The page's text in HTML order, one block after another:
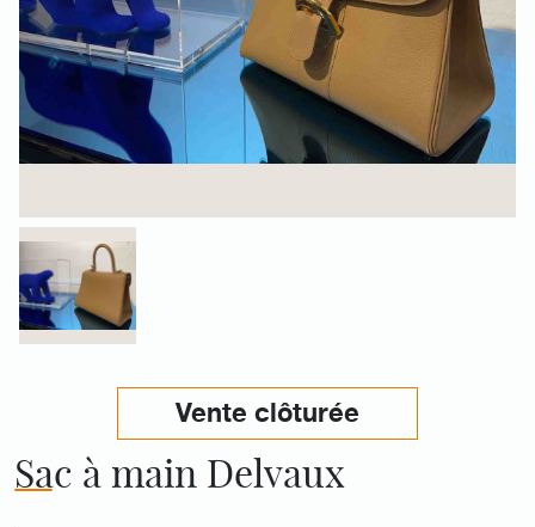
Vente clôturée
Sac à main Delvaux